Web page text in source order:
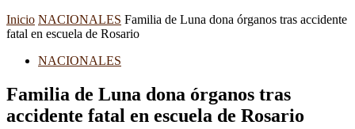
Inicio NACIONALES Familia de Luna dona órganos tras accidente
fatal en escuela de Rosario
NACIONALES
Familia de Luna dona órganos tras
accidente fatal en escuela de Rosario